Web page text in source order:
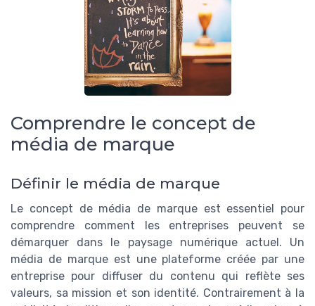
Comprendre le concept de
média de marque
Définir le média de marque
Le concept de média de marque est essentiel pour
comprendre comment les entreprises peuvent se
démarquer dans le paysage numérique actuel. Un
média de marque est une plateforme créée par une
entreprise pour diffuser du contenu qui reflète ses
valeurs, sa mission et son identité. Contrairement à la